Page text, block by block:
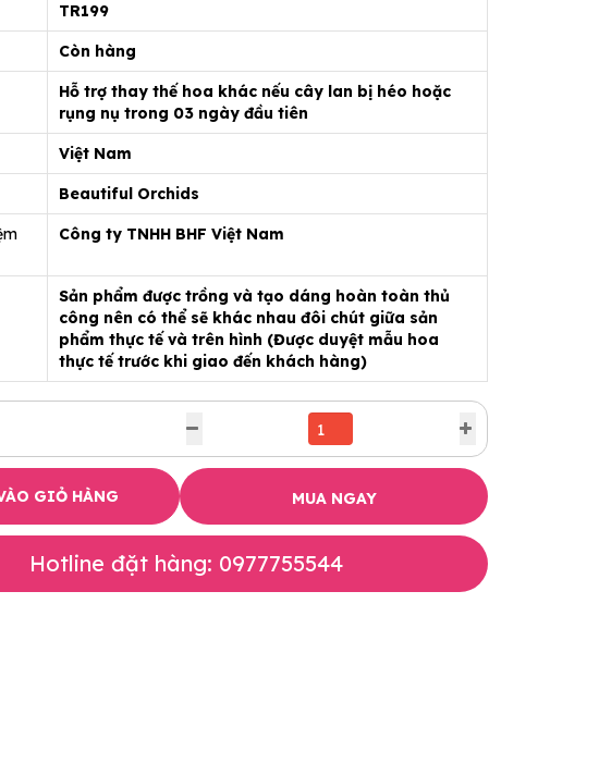
TR199
Còn hàng
Hỗ trợ thay thế hoa khác nếu cây lan bị héo hoặc
rụng nụ trong 03 ngày đầu tiên
Việt Nam
Beautiful Orchids
Công ty TNHH BHF Việt Nam
Sản phẩm được trồng và tạo dáng hoàn toàn thủ
công nên có thể sẽ khác nhau đôi chút giữa sản
phẩm thực tế và trên hình (Được duyệt mẫu hoa
thực tế trước khi giao đến khách hàng)
GIỎ HÀNG MUA NGAY
Hotline đặt hàng: 0977755544